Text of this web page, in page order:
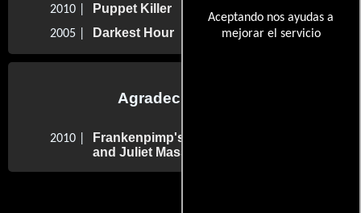
Aceptando nos ayudas a
mejorar el servicio
2010 | Puppet Killer
2005 | Darkest Hour
Agradecimientos
2010 |
Frankenpimp's Revenge: The Romeo
and Juliet Massacre